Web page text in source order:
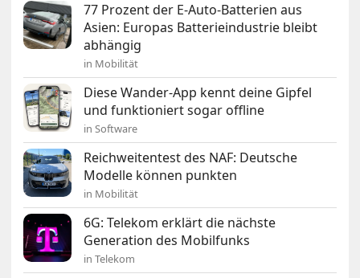
77 Prozent der E-Auto-Batterien aus
Asien: Europas Batterieindustrie bleibt
abhängig
in Mobilität
Diese Wander-App kennt deine Gipfel
und funktioniert sogar offline
in Software
Reichweitentest des NAF: Deutsche
Modelle können punkten
in Mobilität
6G: Telekom erklärt die nächste
Generation des Mobilfunks
in Telekom